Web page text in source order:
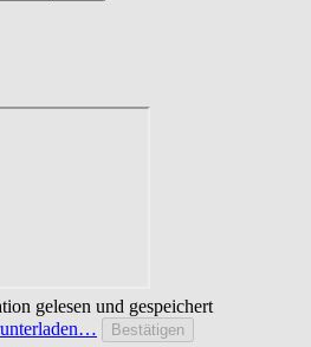
gelesen und gespeichert
Bestätigen